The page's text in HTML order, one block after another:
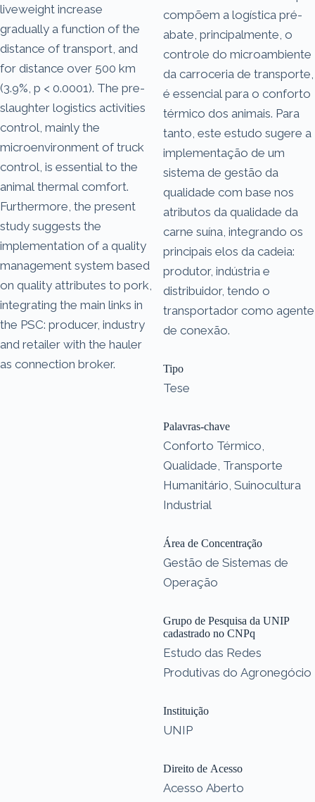
liveweight increase
gradually a function of the
distance of transport, and
for distance over 500 km
(3.9%, p < 0.0001). The pre-
slaughter logistics activities
control, mainly the
microenvironment of truck
control, is essential to the
animal thermal comfort.
Furthermore, the present
study suggests the
implementation of a quality
management system based
on quality attributes to pork,
integrating the main links in
the PSC: producer, industry
and retailer with the hauler
as connection broker.
compõem a logística pré-
abate, principalmente, o
controle do microambiente
da carroceria de transporte,
é essencial para o conforto
térmico dos animais. Para
tanto, este estudo sugere a
implementação de um
sistema de gestão da
qualidade com base nos
atributos da qualidade da
carne suína, integrando os
principais elos da cadeia:
produtor, indústria e
distribuidor, tendo o
transportador como agente
de conexão.
Tipo
Tese
Palavras-chave
Conforto Térmico,
Qualidade, Transporte
Humanitário, Suinocultura
Industrial
Área de Concentração
Gestão de Sistemas de
Operação
Grupo de Pesquisa da UNIP
cadastrado no CNPq
Estudo das Redes
Produtivas do Agronegócio
Instituição
UNIP
Direito de Acesso
Acesso Aberto